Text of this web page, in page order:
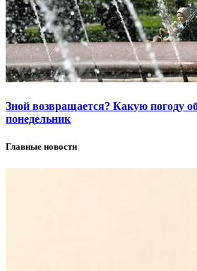
Зной возвращается? Какую погоду
понедельник
Главные новости